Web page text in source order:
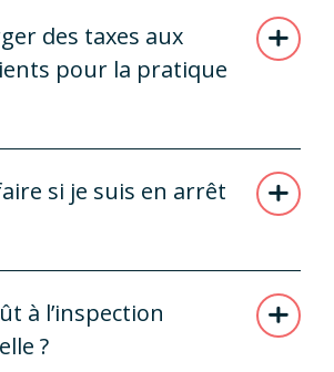
des taxes aux
pour la pratique
si je suis en arrêt
à l’inspection
?